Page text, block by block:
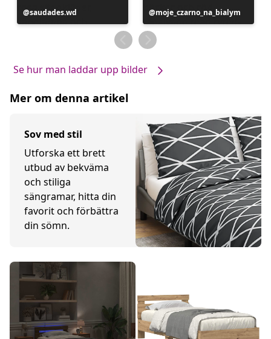
Inlägg
publicerat
saudades.wd
Inlägg
publicerat
av
moje_czarno_na_bialym
Se hur man laddar upp bilder
Mer om denna artikel
Sov med stil
Utforska ett brett
utbud av bekväma
och stiliga
sängramar, hitta din
favorit och förbättra
din sömn.